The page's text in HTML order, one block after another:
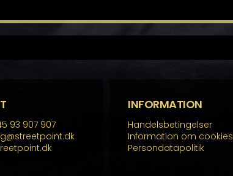
93 907 907
INFORMATION
Handelsbetingelser
Information om cookies
Persondatapolitik